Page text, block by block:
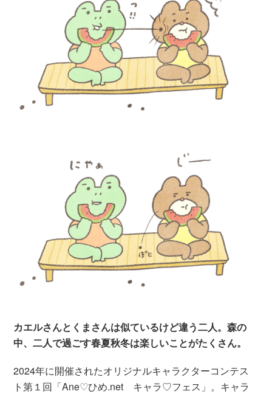
カエルさんとくまさんは似ているけど違う二人。森の
中、二人で過ごす春夏秋冬は楽しいことがたくさん。
2024年に開催されたオリジナルキャラクターコンテス
ト第１回「Ane♡ひめ.net キャラ♡フェス」。キャラ